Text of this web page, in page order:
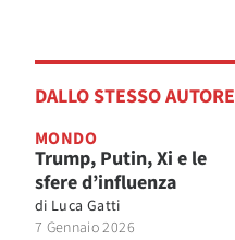
DALLO STESSO AUTORE
MONDO
Trump, Putin, Xi e le
sfere d’influenza
di Luca Gatti
7 Gennaio 2026